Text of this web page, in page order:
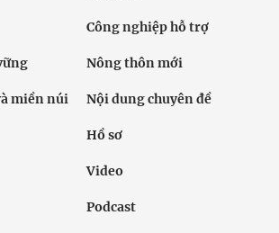
Công nghiệp hỗ trợ
Nông thôn mới
miền núi Nội dung chuyên đề
Hồ sơ
Video
Podcast